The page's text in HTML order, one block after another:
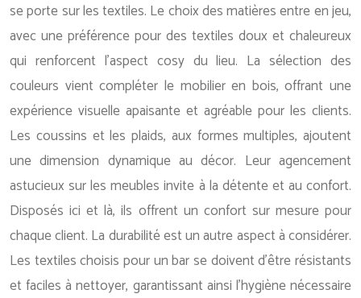
se porte sur les textiles. Le choix des matières entre en jeu,
avec une préférence pour des textiles doux et chaleureux
qui renforcent l’aspect cosy du lieu. La sélection des
couleurs vient compléter le mobilier en bois, offrant une
expérience visuelle apaisante et agréable pour les clients.
Les coussins et les plaids, aux formes multiples, ajoutent
une dimension dynamique au décor. Leur agencement
astucieux sur les meubles invite à la détente et au confort.
Disposés ici et là, ils offrent un confort sur mesure pour
chaque client. La durabilité est un autre aspect à considérer.
Les textiles choisis pour un bar se doivent d’être résistants
et faciles à nettoyer, garantissant ainsi l’hygiène nécessaire